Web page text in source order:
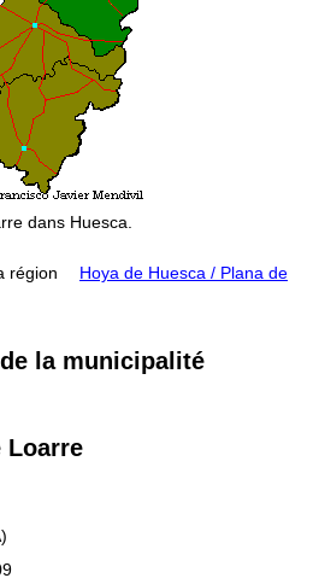
dans Huesca.
région
Hoya de Huesca / Plana de
la municipalité
Loarre